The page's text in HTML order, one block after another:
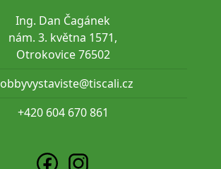
Ing. Dan Čagánek
nám. 3. května 1571,
Otrokovice 76502
+420 604 670 861